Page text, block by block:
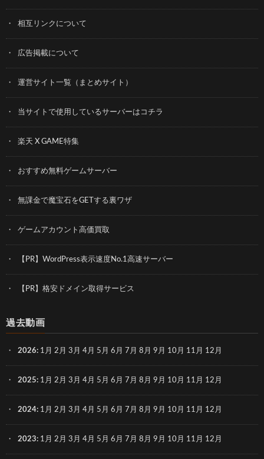
相互リンクについて
広告掲載について
運営サイト一覧（まとめサイト）
当サイトで使用しているサーバーはコチラ
楽天 X GAME特集
おすすめ無料ゲームサーバー
無課金で魔宝石をGETする裏ワザ
ゲームアカウント高価買取
【PR】WordPress表示速度No.1高速サーバー
【PR】格安ドメイン取得サービス
過去動画
2026: 1月 2月 3月 4月 5月 6月 7月 8月 9月 10月 11月 12月
2025: 1月 2月 3月 4月 5月 6月 7月 8月 9月 10月 11月 12月
2024: 1月 2月 3月 4月 5月 6月 7月 8月 9月 10月 11月 12月
2023: 1月 2月 3月 4月 5月 6月 7月 8月 9月 10月 11月 12月